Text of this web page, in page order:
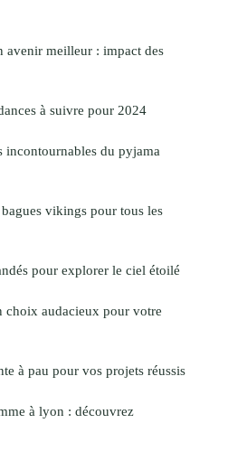
meilleur : impact des
à suivre pour 2024
incontournables du pyjama
vikings pour tous les
pour explorer le ciel étoilé
choix audacieux pour votre
à pau pour vos projets réussis
à lyon : découvrez